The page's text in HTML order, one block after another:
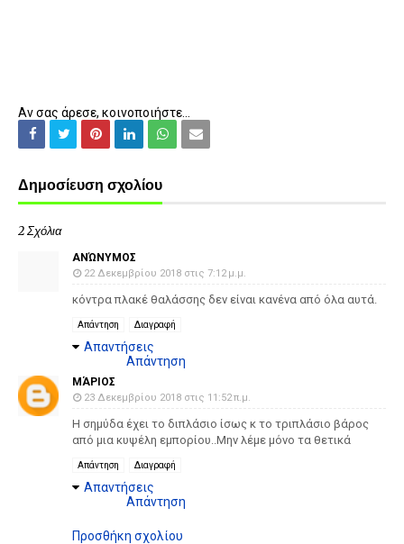
Αν σας άρεσε, κοινοποιήστε...
Δημοσίευση σχολίου
2 Σχόλια
ΑΝΏΝΥΜΟΣ
22 Δεκεμβρίου 2018 στις 7:12 μ.μ.
κόντρα πλακέ θαλάσσης δεν είναι κανένα από όλα αυτά.
Απάντηση Διαγραφή
Απαντήσεις
Απάντηση
ΜΆΡΙΟΣ
23 Δεκεμβρίου 2018 στις 11:52 π.μ.
Η σημύδα έχει το διπλάσιο ίσως κ το τριπλάσιο βάρος
από μια κυψέλη εμπορίου..Μην λέμε μόνο τα θετικά
Απάντηση Διαγραφή
Απαντήσεις
Απάντηση
Προσθήκη σχολίου